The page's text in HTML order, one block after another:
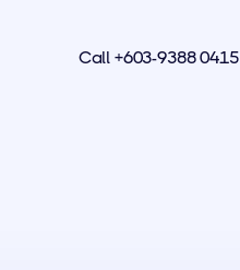
Call +603-9388 0415